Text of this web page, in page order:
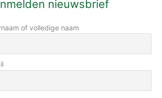
nieuwsbrief
of volledige naam